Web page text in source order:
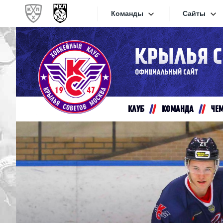
Команды
Конференция «Запад»
Дивизион Золотой
Академия Михайлова
Красная Армия
Локо
МХК Динамо СПб
МХК Динамо-М
МХК Спартак
СКА-1946
Сайты
Сайты
КЛУБ КОМАНДА